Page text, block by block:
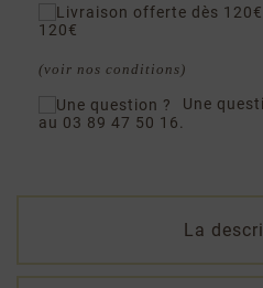
120€
(voir nos conditions)
Une
au 03 89 47 50 16.
La